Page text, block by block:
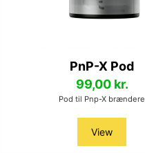
PnP-X Pod
99,00 kr.
Pod til Pnp-X brændere
View